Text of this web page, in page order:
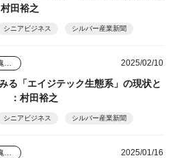
田裕之
シニアビジネス シルバー産業新聞
2025/02/10
る「エイジテック生態系」の現状と
田裕之
シニアビジネス シルバー産業新聞
2025/01/16